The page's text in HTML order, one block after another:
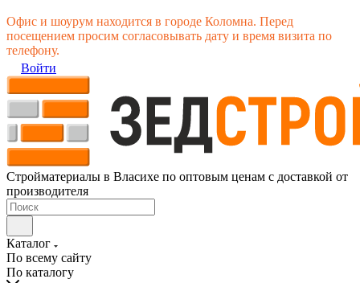
Офис и шоурум находится в городе Коломна. Перед
посещением просим согласовывать дату и время визита по
телефону.
Войти
Стройматериалы в Власихе по оптовым ценам с доставкой от
производителя
Каталог
По всему сайту
По каталогу